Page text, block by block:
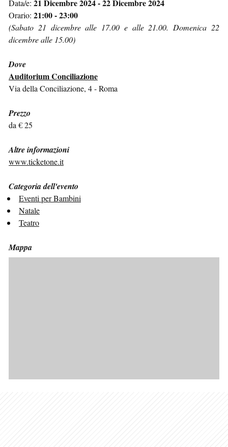
Data/e: 21 Dicembre 2024 - 22 Dicembre 2024
Orario: 21:00 - 23:00
(Sabato 21 dicembre alle 17.00 e alle 21.00. Domenica 22
dicembre alle 15.00)
Dove
Auditorium Conciliazione
Via della Conciliazione, 4 - Roma
Prezzo
da € 25
Altre informazioni
www.ticketone.it
Categoria dell'evento
Eventi per Bambini
Natale
Teatro
Mappa